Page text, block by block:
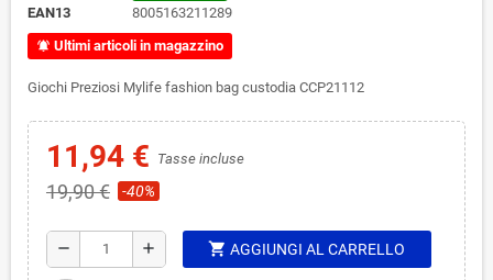
EAN13
8005163211289
notifications_active Ultimi articoli in magazzino
Giochi Preziosi Mylife fashion bag custodia CCP21112
11,94 € Tasse incluse
19,90 € -40%
remove add shopping_cart AGGIUNGI AL CARRELLO